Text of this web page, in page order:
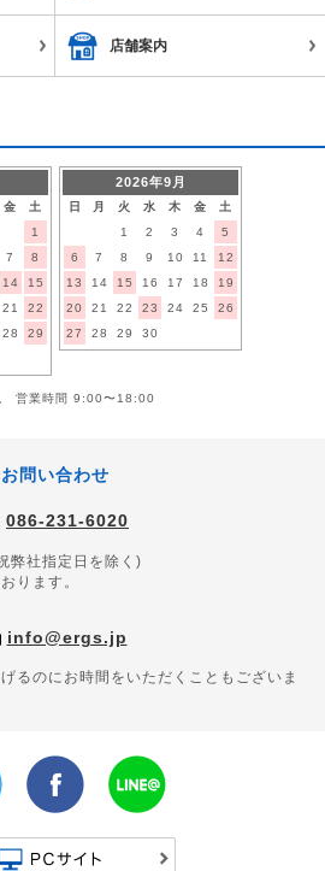
店舗案内
金
土
1
7
8
14
15
21
22
28
29
2026年9月
日 月 火 水 木 金
土
1
2 3 4
5
6
7 8 9 10 11
12
13
14 15 16 17 18
19
20
21 22 23 24 25
26
27
28 29 30
営業時間 9:00〜18:00
お問い合わせ
086-231-6020
弊社指定日を除く)
ります。
info@ergs.jp
るのにお時間をいただくこともございま